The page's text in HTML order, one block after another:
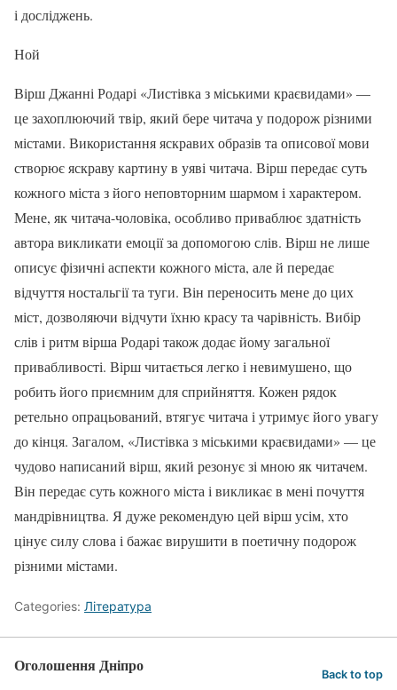
і досліджень.
Ной
Вірш Джанні Родарі «Листівка з міськими краєвидами» —
це захоплюючий твір, який бере читача у подорож різними
містами. Використання яскравих образів та описової мови
створює яскраву картину в уяві читача. Вірш передає суть
кожного міста з його неповторним шармом і характером.
Мене, як читача-чоловіка, особливо приваблює здатність
автора викликати емоції за допомогою слів. Вірш не лише
описує фізичні аспекти кожного міста, але й передає
відчуття ностальгії та туги. Він переносить мене до цих
міст, дозволяючи відчути їхню красу та чарівність. Вибір
слів і ритм вірша Родарі також додає йому загальної
привабливості. Вірш читається легко і невимушено, що
робить його приємним для сприйняття. Кожен рядок
ретельно опрацьований, втягує читача і утримує його увагу
до кінця. Загалом, «Листівка з міськими краєвидами» — це
чудово написаний вірш, який резонує зі мною як читачем.
Він передає суть кожного міста і викликає в мені почуття
мандрівництва. Я дуже рекомендую цей вірш усім, хто
цінує силу слова і бажає вирушити в поетичну подорож
різними містами.
Categories: Література
Оголошення Дніпро Back to top